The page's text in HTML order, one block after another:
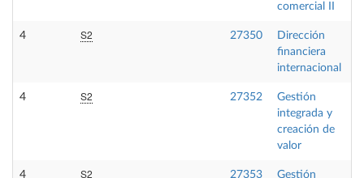
comercial II
4 S2 27350
Dirección
financiera
internacional
4 S2 27352
Gestión
integrada y
creación de
valor
4 S2 27353
Gestión